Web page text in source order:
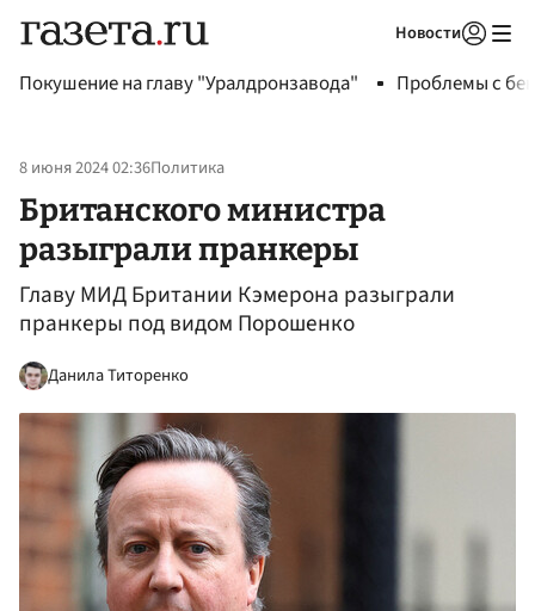
Новости
Покушение на главу "Уралдронзавода" Проблемы с
8 июня 2024 02:36Политика
Британского министра
разыграли пранкеры
Главу МИД Британии Кэмерона разыграли
пранкеры под видом Порошенко
Данила Титоренко